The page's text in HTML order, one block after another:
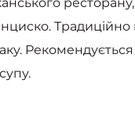
Рекомендується